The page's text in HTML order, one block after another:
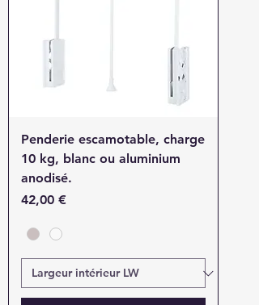
Penderie escamotable, charge
10 kg, blanc ou aluminium
anodisé.
Prix
42,00 €